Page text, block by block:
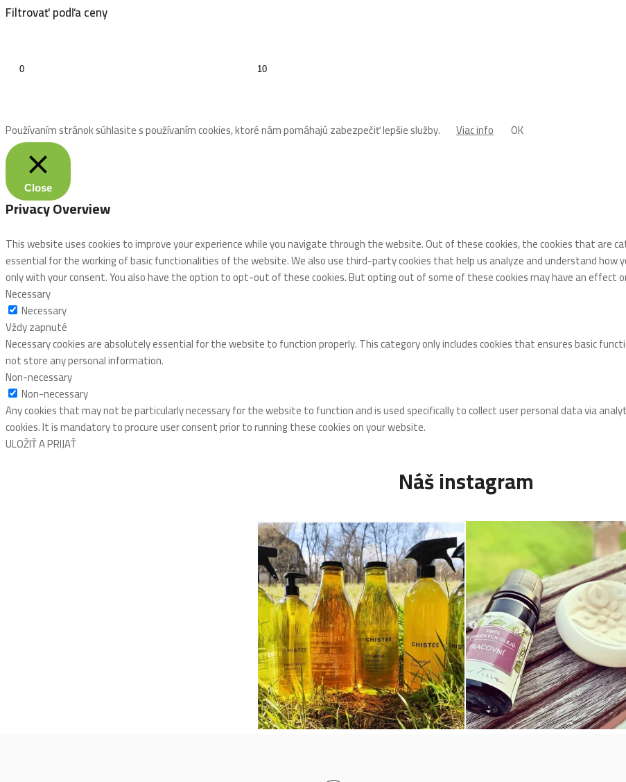
Filtrovať podľa ceny
Používaním stránok súhlasite s používaním cookies, ktoré nám pomáhajú zabezpečiť lepšie služby. Viac info OK
Close
Privacy Overview
This website uses cookies to improve your experience while you navigate through the website. Out of these cookies, the cookies that are
essential for the working of basic functionalities of the website. We also use third-party cookies that help us analyze and understand how
only with your consent. You also have the option to opt-out of these cookies. But opting out of some of these cookies may have an effect
Necessary
Necessary
Vždy zapnuté
Necessary cookies are absolutely essential for the website to function properly. This category only includes cookies that ensures basic
not store any personal information.
Non-necessary
Non-necessary
Any cookies that may not be particularly necessary for the website to function and is used specifically to collect user personal data via
cookies. It is mandatory to procure user consent prior to running these cookies on your website.
ULOŽIŤ A PRIJAŤ
Náš instagram